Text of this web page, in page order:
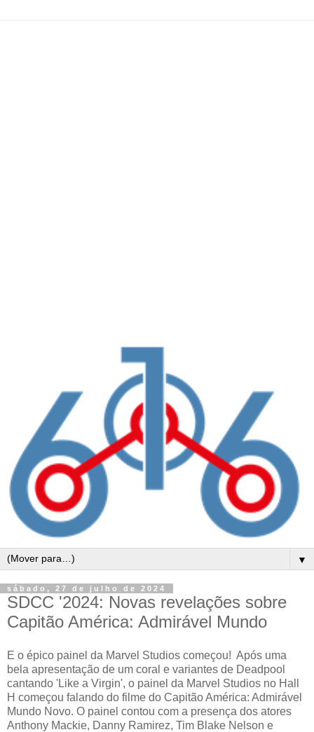
▼
sábado, 27 de julho de 2024
SDCC '2024: Novas revelações sobre
Capitão América: Admirável Mundo
E o épico painel da Marvel Studios começou! Após uma
bela apresentação de um coral e variantes de Deadpool
cantando 'Like a Virgin', o painel da Marvel Studios no Hall
H começou falando do filme do Capitão América: Admirável
Mundo Novo. O painel contou com a presença dos atores
Anthony Mackie, Danny Ramirez, Tim Blake Nelson e